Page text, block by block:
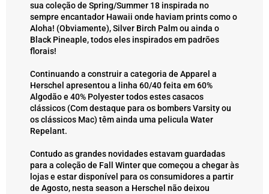
sua coleção de Spring/Summer 18 inspirada no
sempre encantador Hawaii onde haviam prints como o
Aloha! (Obviamente), Silver Birch Palm ou ainda o
Black Pineaple, todos eles inspirados em padrões
florais!
Continuando a construir a categoria de Apparel a
Herschel apresentou a linha 60/40 feita em 60%
Algodão e 40% Polyester todos estes casacos
clássicos (Com destaque para os bombers Varsity ou
os clássicos Mac) têm ainda uma pelicula Water
Repelant.
Contudo as grandes novidades estavam guardadas
para a coleção de Fall Winter que começou a chegar às
lojas e estar disponível para os consumidores a partir
de Agosto, nesta season a Herschel não deixou